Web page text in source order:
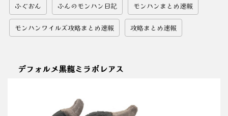
ふぐおん ふんのモンハン日記 モンハンまとめ速報
モンハンワイルズ攻略まとめ速報 攻略まとめ速報
デフォルメ黒龍ミラボレアス